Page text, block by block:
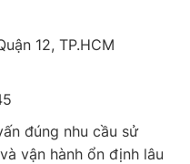
12, TP.HCM
đúng nhu cầu sử
vận hành ổn định lâu